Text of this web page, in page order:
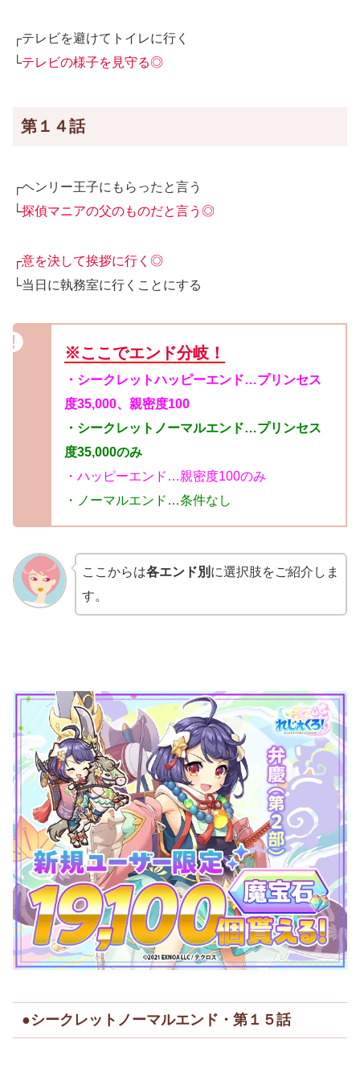
┌テレビを避けてトイレに行く
└テレビの様子を見守る◎
第１４話
┌ヘンリー王子にもらったと言う
└探偵マニアの父のものだと言う◎
┌意を決して挨拶に行く◎
└当日に執務室に行くことにする
※ここでエンド分岐！
・シークレットハッピーエンド…プリンセス
度35,000、親密度100
・シークレットノーマルエンド…プリンセス
度35,000のみ
・ハッピーエンド…親密度100のみ
・ノーマルエンド…条件なし
ここからは各エンド別 に選択肢をご紹介しま
す。
●シークレットノーマルエンド・第１５話